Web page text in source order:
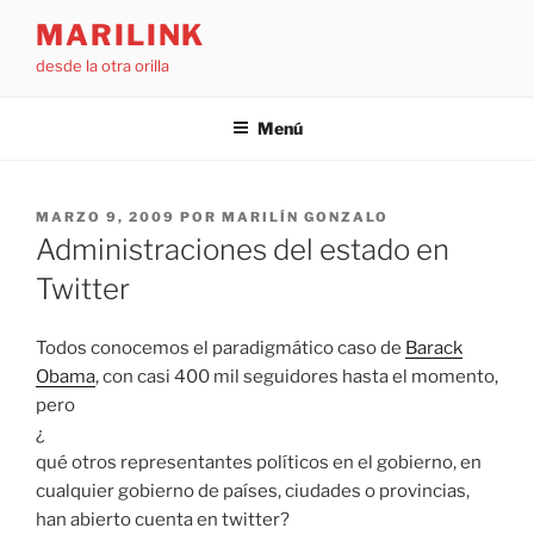
contenido
MARILINK
desde la otra orilla
Menú
PUBLICADO
EL
MARZO 9, 2009 POR MARILÍN GONZALO
Administraciones del estado en
Twitter
Todos conocemos el paradigmático caso de Barack
Obama, con casi 400 mil seguidores hasta el momento,
pero
¿
qué otros representantes políticos en el gobierno, en
cualquier gobierno de países, ciudades o provincias,
han abierto cuenta en twitter?